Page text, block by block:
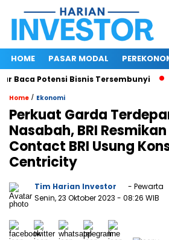
HOME PASAR MODAL
Potensi Bisnis Tersembunyi
Home / Ekonomi
Perkuat Garda
Nasabah, BRI
Contact BRI Usung
Centricity
Tim Harian Investor
- Pewarta
Senin, 23 Oktober 2023 - 08:26 WIB